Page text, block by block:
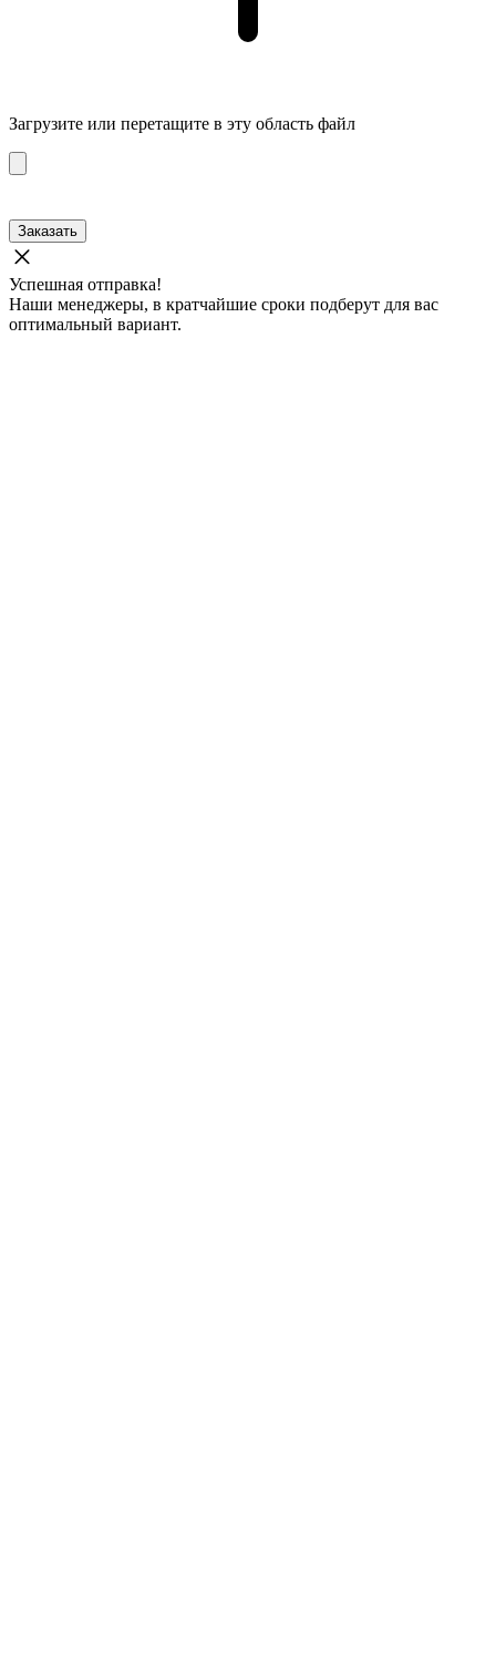
Загрузите или перетащите в эту область файл
Заказать
Успешная отправка!
Наши менеджеры, в кратчайшие сроки подберут для вас
оптимальный вариант.